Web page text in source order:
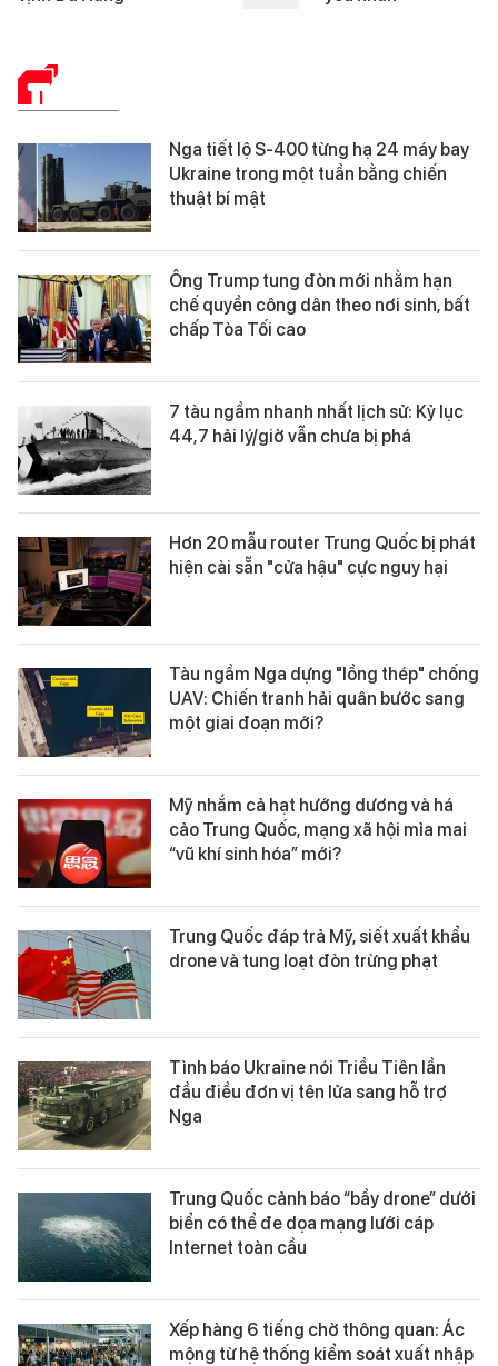
THẾ GIỚI
Nga tiết lộ S-400 từng hạ 24 máy bay
Ukraine trong một tuần bằng chiến
thuật bí mật
Ông Trump tung đòn mới nhằm hạn
chế quyền công dân theo nơi sinh, bất
chấp Tòa Tối cao
7 tàu ngầm nhanh nhất lịch sử: Kỷ lục
44,7 hải lý/giờ vẫn chưa bị phá
Hơn 20 mẫu router Trung Quốc bị phát
hiện cài sẵn "cửa hậu" cực nguy hại
Tàu ngầm Nga dựng "lồng thép" chống
UAV: Chiến tranh hải quân bước sang
một giai đoạn mới?
Mỹ nhắm cả hạt hướng dương và há
cảo Trung Quốc, mạng xã hội mỉa mai
“vũ khí sinh hóa” mới?
Trung Quốc đáp trả Mỹ, siết xuất khẩu
drone và tung loạt đòn trừng phạt
Tình báo Ukraine nói Triều Tiên lần
đầu điều đơn vị tên lửa sang hỗ trợ
Nga
Trung Quốc cảnh báo “bầy drone” dưới
biển có thể đe dọa mạng lưới cáp
Internet toàn cầu
Xếp hàng 6 tiếng chờ thông quan: Ác
mộng từ hệ thống kiểm soát xuất nhập